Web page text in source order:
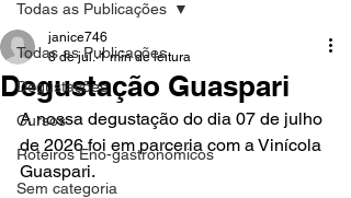
Todas as Publicações
Degustações
Cursos
Roteiros Eno-gastronômicos
Sem categoria
Todas as Publicações
Degustação Guaspari
janice746
8 de jul. 1 min de leitura
A nossa degustação do dia 07 de julho
de 2026 foi em parceria com a Vinícola
Guaspari.